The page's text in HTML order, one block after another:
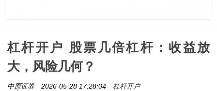
杠杆开户 股票几倍杠杆：收益放
大，风险几何？
中原证券 2026-05-28 17:28:04 杠杆开户